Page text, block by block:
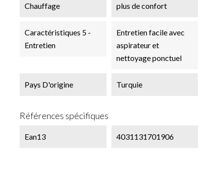
Chauffage
plus de confort
Caractéristiques 5 -
Entretien
Entretien facile avec
aspirateur et
nettoyage ponctuel
Pays D'origine Turquie
Références spécifiques
Ean13 4031131701906